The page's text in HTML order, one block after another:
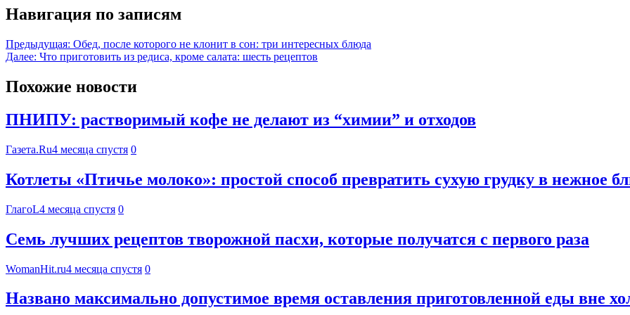
Навигация по записям
Предыдущая: Обед, после которого не клонит в сон: три интересных блюда
Далее: Что приготовить из редиса, кроме салата: шесть рецептов
Похожие новости
ПНИПУ: растворимый кофе не делают из “химии” и отходов
Газета.Ru4 месяца спустя 0
Котлеты «Птичье молоко»: простой способ превратить сухую грудку в нежное
ГлагоL4 месяца спустя 0
Семь лучших рецептов творожной пасхи, которые получатся с первого раза
WomanHit.ru4 месяца спустя 0
Названо максимально допустимое время оставления приготовленной еды вне